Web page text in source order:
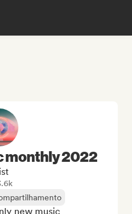
monthly 2022
new music